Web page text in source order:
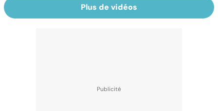
Plus de vidéos